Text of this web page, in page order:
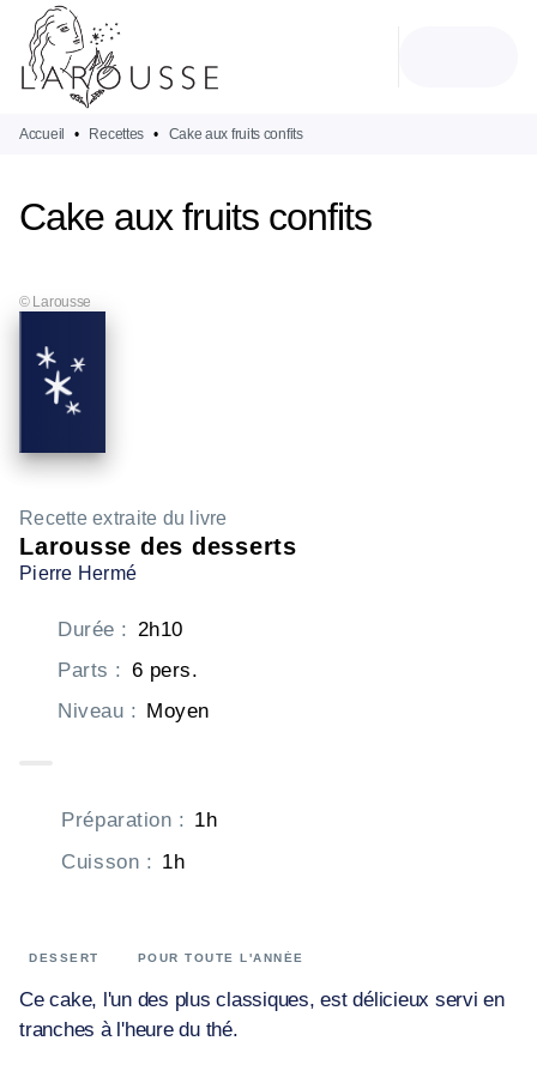
MENU
PIED DE PAGE
Accueil • Recettes • Cake aux fruits confits
Cake aux fruits confits
© Larousse
Recette extraite du livre
Larousse des desserts
Pierre Hermé
Durée : 2h10
Parts : 6 pers.
Niveau : Moyen
Préparation : 1h
Cuisson : 1h
DESSERT POUR TOUTE L'ANNÉE
Ce cake, l'un des plus classiques, est délicieux servi en
tranches à l'heure du thé.